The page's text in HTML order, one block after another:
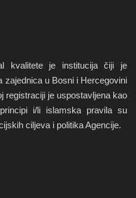
kvalitete je institucija čiji je
u Bosni i Hercegovini
registraciji je uspostavljena kao
i/li islamska pravila su
ciljeva i politika Agencije.